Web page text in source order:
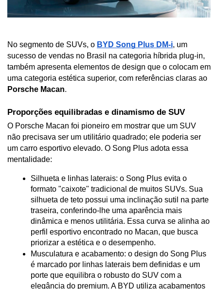
No segmento de SUVs, o BYD Song Plus DM-i, um
sucesso de vendas no Brasil na categoria híbrida plug-in,
também apresenta elementos de design que o colocam em
Porsche Macan.
Proporções equilibradas e dinamismo de SUV
O Porsche Macan foi pioneiro em mostrar que um SUV
não precisava ser um utilitário quadrado; ele poderia ser
um carro esportivo elevado. O Song Plus adota essa
mentalidade:
Silhueta e linhas laterais: o Song Plus evita o
formato "caixote" tradicional de muitos SUVs. Sua
silhueta de teto possui uma inclinação sutil na parte
traseira, conferindo-lhe uma aparência mais
dinâmica e menos utilitária. Essa curva se alinha ao
perfil esportivo encontrado no Macan, que busca
priorizar a estética e o desempenho.
Musculatura e acabamento: o design do Song Plus
é marcado por linhas laterais bem definidas e um
porte que equilibra o robusto do SUV com a
elegância do premium. A BYD utiliza acabamentos